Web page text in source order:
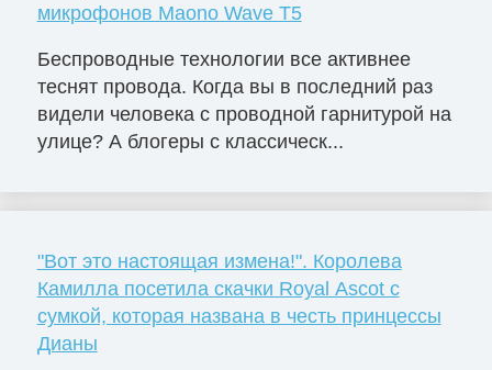
микрофонов Maono Wave T5
Беспроводные технологии все активнее
теснят провода. Когда вы в последний раз
видели человека с проводной гарнитурой на
улице? А блогеры с классическ...
"Вот это настоящая измена!". Королева
Камилла посетила скачки Royal Ascot с
сумкой, которая названа в честь принцессы
Дианы